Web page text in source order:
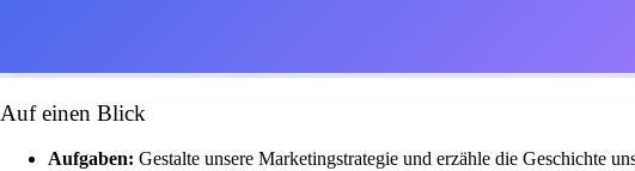
Auf einen Blick
Aufgaben: Gestalte unsere Marketingstrategie und erzähle die Geschichte